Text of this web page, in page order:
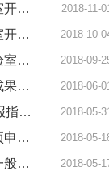
2018年广东省植物发育生物工程重点实验室开放课题评审结果 2018-11-
2018年广东省水产健康安全养殖重点实验室开放基金课题申请指南 2018-10-
2018年度广东省植物发育生物工程重点实验室开放课题申请指南 2018-09-
关于推荐2018年度高等学校科学研究优秀成果奖（科学技术）的通知 2018-06-
关于征集2019年度NSFC-广东联合基金申报指南建议的通知 2018-05-
关于开展2018年度天河区科技创新政策专项申报工作的通知 [科技处 2018-05-18] 2018-05-
关于组织申报2019年广州市科学研究计划一般项目的通知 2018-05-